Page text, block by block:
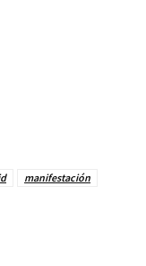
manifestación